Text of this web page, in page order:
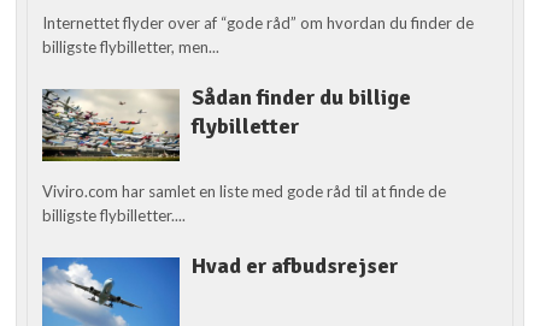
Internettet flyder over af “gode råd” om hvordan du finder de
billigste flybilletter, men...
Sådan finder du billige
flybilletter
Viviro.com har samlet en liste med gode råd til at finde de
billigste flybilletter....
Hvad er afbudsrejser